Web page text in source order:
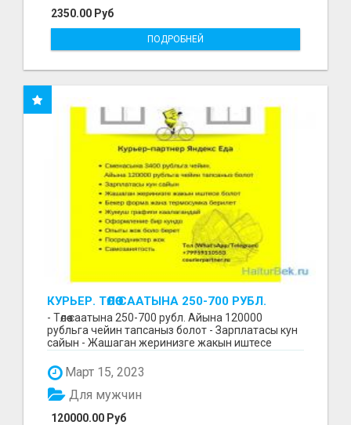
2350.00 Руб
ПОДРОБНЕЙ
КУРЬЕР. ТӨЛӨӨ СААТЫНА 250-700 РУБЛ.
ЖУМУШ ГРАФИГИ СВОБОДНЫЙ. БЕЗ
ОПЫТА АЛАБЫЗ. ҮЙДҮН ЖАНЫНДА.
- Төлөө саатына 250-700 рубл. Айына 120000
рубльга чейин тапсаныз болот - Зарплатасы кун
сайын - Жашаган жеринизге жакын иштесе
Март 15, 2023
120000.00 Руб
Для мужчин